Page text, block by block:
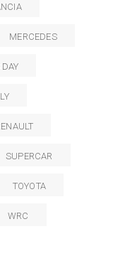
MERCEDES
SUPERCAR
TOYOTA
WRC